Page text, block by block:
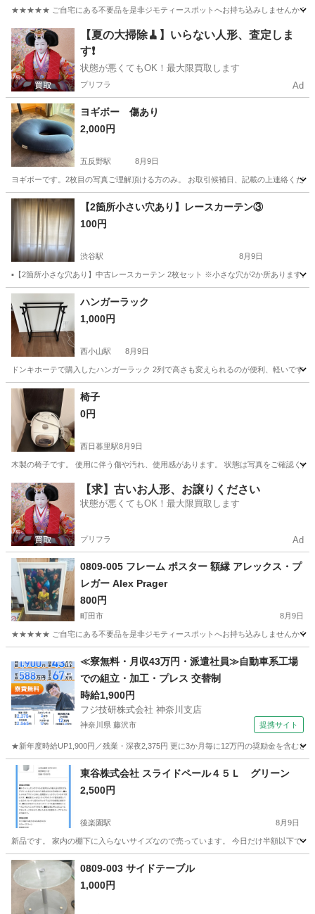
★★★★★ ご自宅にある不要品を是非ジモティースポットへお持ち込みしませんか？
東京 町田市 寝具 現地
【夏の大掃除🧹】いらない人形、査定しま
す❗️
状態が悪くてもOK！最大限買取します
プリフラ Ad
ヨギボー 傷あり
2,000円
五反野駅 8月9日
ヨギボーです。2枚目の写真ご理解頂ける方のみ。 お取引候補日、記載の上連絡くだ
東京 足立区 五反野駅 ソファ
【2箇所小さい穴あり】レースカーテン③
100円
渋谷駅 8月9日
▪️【2箇所小さな穴あり】中古レースカーテン 2枚セット ※小さな穴が2か所あります
東京 渋谷区 渋谷駅 カーテン、ブラインド
ハンガーラック
1,000円
西小山駅 8月9日
ドンキホーテで購入したハンガーラック 2列で高さも変えられるのが便利、軽いです。
東京 目黒区 西小山駅
椅子
0円
西日暮里駅8月9日
木製の椅子です。 使用に伴う傷や汚れ、使用感があります。 状態は写真をご確認く
東京 台東区 西日暮里駅 椅子 木製の椅子
【求】古いお人形、お譲りください
状態が悪くてもOK！最大限買取します
プリフラ Ad
0809-005 フレーム ポスター 額縁 アレックス・プ
レガー Alex Prager
800円
町田市 8月9日
★★★★★ ご自宅にある不要品を是非ジモティースポットへお持ち込みしませんか？
インテリア雑貨/小物 額縁
≪寮無料・月収43万円・派遣社員≫自動車系工場
での組立・加工・プレス 交替制
時給1,900円
フジ技研株式会社 神奈川支店
神奈川県 藤沢市 提携サイト
★新年度時給UP1,900円／残業・深夜2,375円 更に3か月毎に12万円の奨励金を含む
神奈川 藤沢市 その他
東谷株式会社 スライドペール４５Ｌ グリーン
2,500円
後楽園駅 8月9日
新品です。 家内の棚下に入らないサイズなので売っています。 今日だけ半額以下で
東京 文京区 その他
0809-003 サイドテーブル
1,000円